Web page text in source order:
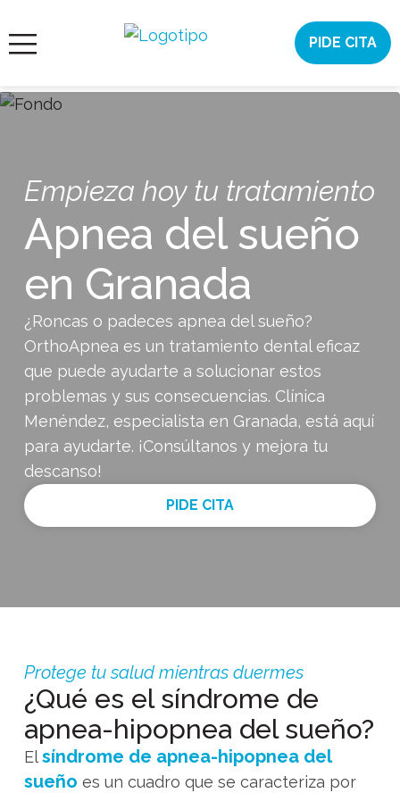
PIDE CITA
INVISIBLE
ESTÉTICA
DENTAL
CONÓCENOS
CASOS
CITA
ONLINE
al
contenido
Empieza hoy tu tratamiento
Apnea del sueño
en Granada
¿Roncas o padeces apnea del sueño?
OrthoApnea es un tratamiento dental eficaz
que puede ayudarte a solucionar estos
problemas y sus consecuencias. Clínica
Menéndez, especialista en Granada, está aquí
para ayudarte. ¡Consúltanos y mejora tu
descanso!
PIDE CITA
Protege tu salud mientras duermes
¿Qué es el síndrome de
apnea-hipopnea del sueño?
Elsíndrome de apnea-hipopnea del
sueño es un cuadro que se caracteriza por
¿AYUDA?